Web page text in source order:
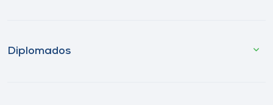
Diplomados